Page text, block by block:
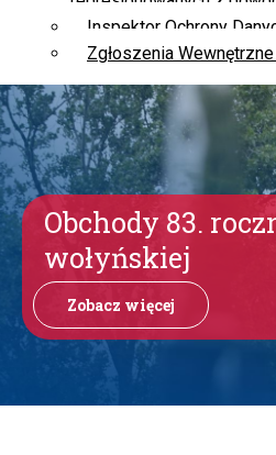
Inspektor Ochrony
Zgłoszenia
Obchody 83.
wołyńskiej
Zobacz więcej